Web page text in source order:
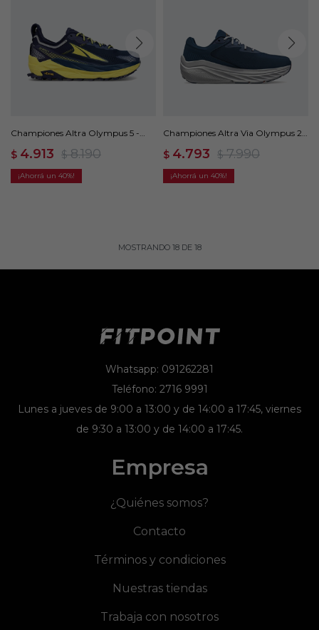
Championes Altra Olympus 5 -
$ 4.913 $ 8.190
40
Championes Altra Via Olympus 2 -
$ 4.793 $ 7.990
40
MOSTRANDO 18DE 18
Whatsapp: 091262281
Teléfono: 2716 9991
Lunes a jueves de 9:00 a 13:00 y de 14:00 a 17:45, viernes
de 9:30 a 13:00 y de 14:00 a 17:45.
Empresa
¿Quiénes somos?
Contacto
Términos y condiciones
Nuestras tiendas
Trabaja con nosotros